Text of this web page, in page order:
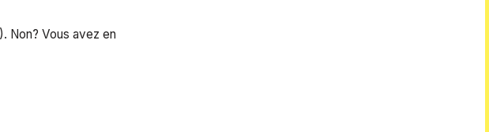
Non? Vous avez en